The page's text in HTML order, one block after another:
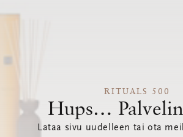
RITUALS 500
Hups…
Lataa sivu uudelleen tai ota